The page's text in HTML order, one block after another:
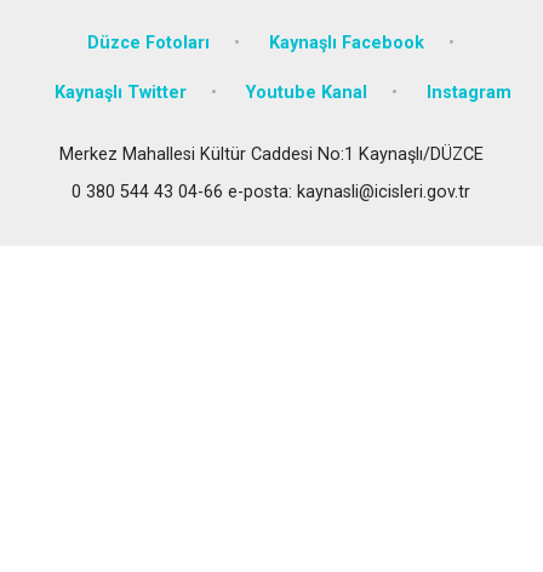
Düzce Fotoları Kaynaşlı Facebook
Kaynaşlı Twitter Youtube Kanal Instagram
Merkez Mahallesi Kültür Caddesi No:1 Kaynaşlı/DÜZCE
0 380 544 43 04-66 e-posta: kaynasli@icisleri.gov.tr